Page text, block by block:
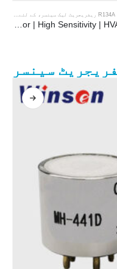
R134A ریفریجریٹ لیک سینسر ، کے لئے ، کے لئے ، کے لئے ،.
MH-441D NDIR Infrared Refrigerant Sensor | High Sensitivity | HVAC & Industrial Safety | Long Lifespan